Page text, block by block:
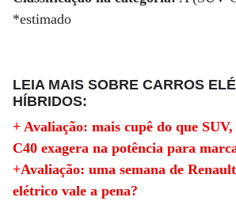
*estimado
LEIA MAIS SOBRE CARROS
HÍBRIDOS:
+ Avaliação: mais cupê do que
C40 exagera na potência para
+Avaliação: uma semana de
elétrico vale a pena?